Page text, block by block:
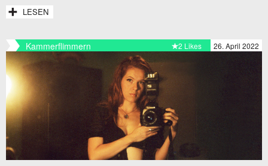
LESEN
Kammerflimmern 26. April 2022
2 Likes